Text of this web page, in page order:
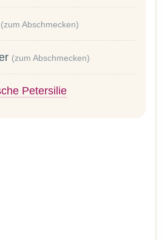
(zum Abschmecken)
(zum Abschmecken)
Petersilie